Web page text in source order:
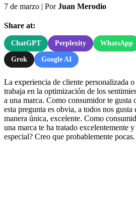
7 de marzo | PorJuan Merodio
Share at:
ChatGPT Perplexity WhatsApp
Grok Google AI
La experiencia de cliente personalizada
trabaja en la optimización de los
a una marca. Como consumidor te gusta
esta pregunta es obvia, a todos nos gusta
manera única, excelente. Como
una marca te ha tratado excelentemente
especial? Creo que probablemente pocas.